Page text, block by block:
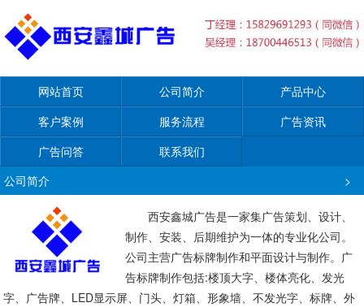
网站首页 公司简介
产品中心
客户案例
服务流程
广告资讯
广告问答
联系我们
>
公司简介
西安鑫城广告是一家集广告策划、设计、
制作、安装、后期维护为一体的专业化公司。
公司主营广告标牌制作和平面设计与制作。广
告标牌制作包括:楼顶大字、楼体亮化、发光
字、广告牌、LED显示屏、门头、灯箱、形象墙、不发光字、标牌、外